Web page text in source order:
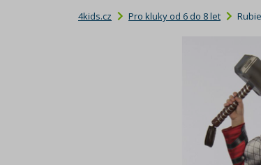
4kids.cz Pro kluky od 6 do 8 let